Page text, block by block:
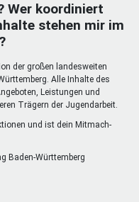
Wer koordiniert
stehen mir im
der großen landesweiten
Alle Inhalte des
Leistungen und
Trägern der Jugendarbeit.
und ist dein Mitmach-
Baden-Württemberg